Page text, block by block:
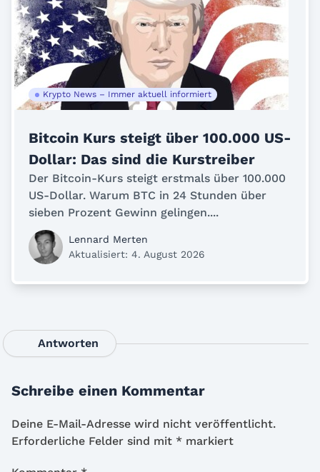
Krypto News – Immer aktuell informiert
Bitcoin Kurs steigt über 100.000 US-
Dollar: Das sind die Kurstreiber
Der Bitcoin-Kurs steigt erstmals über 100.000
US-Dollar. Warum BTC in 24 Stunden über
sieben Prozent Gewinn gelingen....
Lennard Merten
Aktualisiert: 4. August 2026
Antworten
Schreibe einen Kommentar
Deine E-Mail-Adresse wird nicht veröffentlicht.
Erforderliche Felder sind mit * markiert